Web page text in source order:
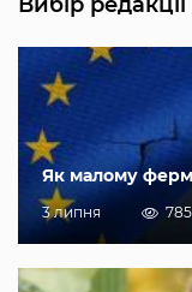
Як малому
3 липня 785